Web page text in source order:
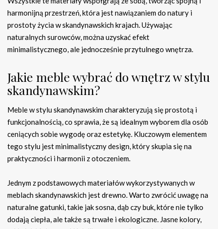
harmonijną przestrzeń, która jest nawiązaniem do natury i
prostoty życia w skandynawskich krajach. Używając
naturalnych surowców, można uzyskać efekt
minimalistycznego, ale jednocześnie przytulnego wnętrza.
Jakie meble wybrać do wnętrz w stylu
skandynawskim?
Meble w stylu skandynawskim charakteryzują się prostotą i
funkcjonalnością, co sprawia, że są idealnym wyborem dla osób
ceniących sobie wygodę oraz estetykę. Kluczowym elementem
tego stylu jest minimalistyczny design, który skupia się na
praktyczności i harmonii z otoczeniem.
Jednym z podstawowych materiałów wykorzystywanych w
meblach skandynawskich jest drewno. Warto zwrócić uwagę na
naturalne gatunki, takie jak sosna, dąb czy buk, które nie tylko
dodają ciepła, ale także są trwałe i ekologiczne. Jasne kolory,